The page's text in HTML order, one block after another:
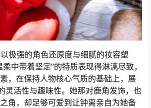
极强的角色还原度与细腻的妆容塑
中带着坚定”的特质表现得淋漓尽致，
，在保持人物核心气质的基础上，展
灵活性与趣味性。她那对鹿角发饰，也
角，却足够可爱到让钟离亲自为她备